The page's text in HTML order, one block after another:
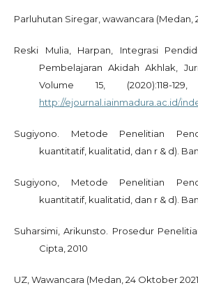
Parluhutan Siregar, wawancara (Medan,
Reski Mulia, Harpan, Integrasi
Pembelajaran Akidah Akhlak,
Volume 15, (2020):118-
http://ejournal.iainmadura.ac.id/
Sugiyono. Metode Penelitian
kuantitatif, kualitatid, dan r & d).
Sugiyono, Metode Penelitian
kuantitatif, kualitatid, dan r & d).
Suharsimi, Arikunsto. Prosedur
Cipta, 2010
UZ, Wawancara (Medan, 24 Oktober